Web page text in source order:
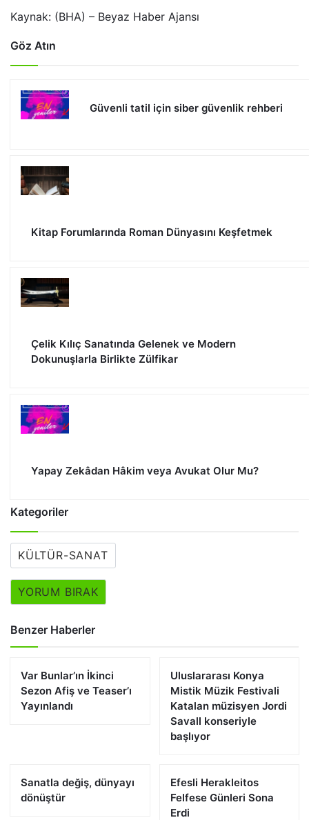
Kaynak: (BHA) – Beyaz Haber Ajansı
Göz Atın
Güvenli tatil için siber güvenlik rehberi
Kitap Forumlarında Roman Dünyasını Keşfetmek
Çelik Kılıç Sanatında Gelenek ve Modern
Dokunuşlarla Birlikte Zülfikar
Yapay Zekâdan Hâkim veya Avukat Olur Mu?
Kategoriler
KÜLTÜR-SANAT
YORUM BIRAK
Benzer Haberler
Var Bunlar’ın İkinci
Sezon Afiş ve Teaser’ı
Yayınlandı
Uluslararası Konya
Mistik Müzik Festivali
Katalan müzisyen Jordi
Savall konseriyle
başlıyor
Sanatla değiş, dünyayı
dönüştür
Efesli Herakleitos
Felfese Günleri Sona
Erdi